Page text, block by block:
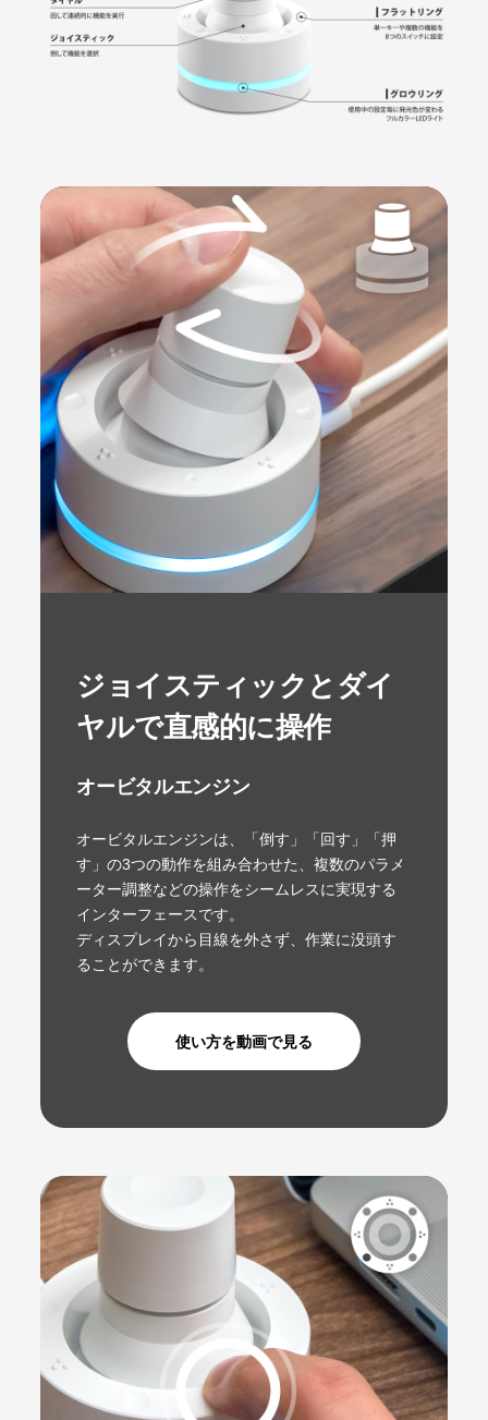
ジョイスティックとダイ
ヤルで直感的に操作
オービタルエンジン
オービタルエンジンは、「倒す」「回す」「押
す」の3つの動作を組み合わせた、複数のパラメ
ーター調整などの操作をシームレスに実現する
インターフェースです。
ディスプレイから目線を外さず、作業に没頭す
ることができます。
使い方を動画で見る